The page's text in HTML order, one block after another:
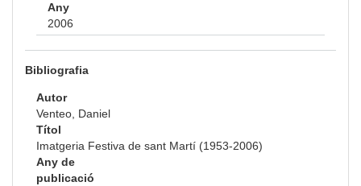
Any
2006
Bibliografia
Autor
Venteo, Daniel
Títol
Imatgeria Festiva de sant Martí (1953-2006)
Any de
publicació